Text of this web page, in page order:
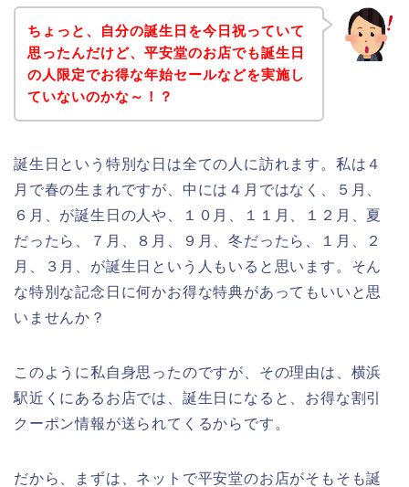
ちょっと、自分の誕生日を今日祝っていて
思ったんだけど、平安堂のお店でも誕生日
の人限定でお得な年始セールなどを実施し
ていないのかな～！？
誕生日という特別な日は全ての人に訪れます。私は４
月で春の生まれですが、中には４月ではなく、５月、
６月、が誕生日の人や、１０月、１１月、１２月、夏
だったら、７月、８月、９月、冬だったら、１月、２
月、３月、が誕生日という人もいると思います。そん
な特別な記念日に何かお得な特典があってもいいと思
いませんか？
このように私自身思ったのですが、その理由は、横浜
駅近くにあるお店では、誕生日になると、お得な割引
クーポン情報が送られてくるからです。
だから、まずは、ネットで平安堂のお店がそもそも誕